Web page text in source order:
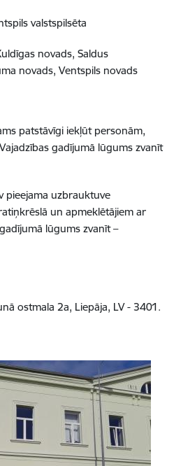
valstspilsēta
novads, Saldus
novads, Ventspils novads
patstāvīgi iekļūt personām,
gadījumā lūgums zvanīt
pieejama uzbrauktuve
un apmeklētājiem ar
lūgums zvanīt –
ostmala 2a, Liepāja, LV - 3401.